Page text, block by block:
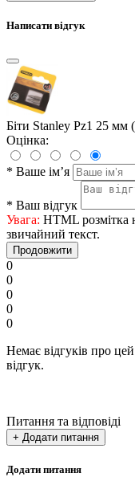
Написати відгук
Біти Stanley Pz1 25 мм
Оцінка:
* Ваше ім’я
* Ваш відгук
Увага: HTML розмітка
звичайний текст.
Продовжити
0
0
0
0
0
Немає відгуків про
відгук.
Питання та відповіді
+ Додати питання
Додати питання